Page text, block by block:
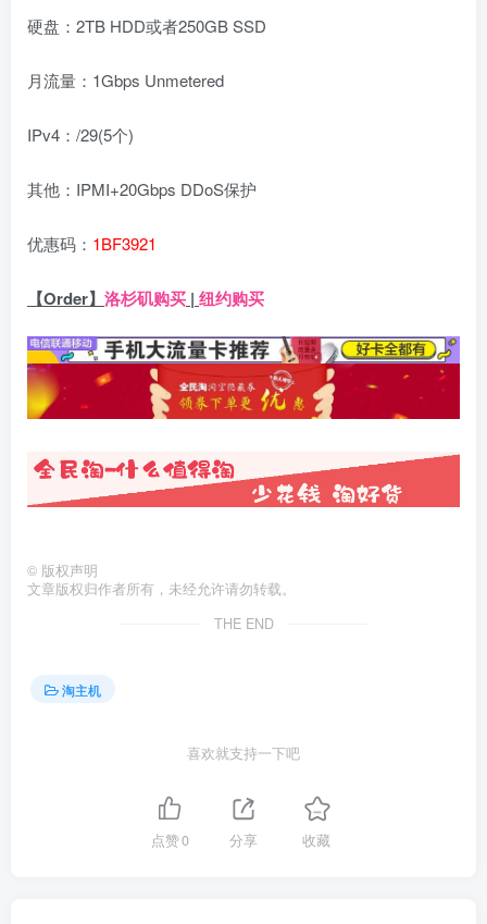
硬盘：2TB HDD或者250GB SSD
月流量：1Gbps Unmetered
IPv4：/29(5个)
其他：IPMI+20Gbps DDoS保护
优惠码： 1BF3921
【Order】 洛杉矶购买 | 纽约购买
© 版权声明
文章版权归作者所有，未经允许请勿转载。
THE END
淘主机
喜欢就支持一下吧
点赞0 分享 收藏